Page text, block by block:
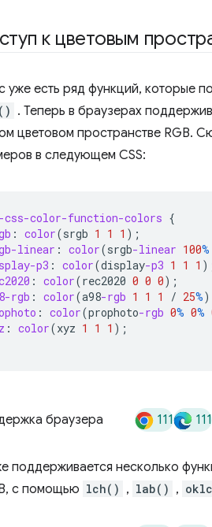
к цветовым
уже есть ряд функций, которые
. Теперь в браузерах
цветовом пространстве RGB.
в следующем CSS:
color-function-colors {
: color(srgb 1 1 1 );
linear : color(srgb-linear 100%
p3 : color(display-p3 1 1 1
: color(rec2020 0 0 0);
rgb : color(a98-rgb 1 1 1 / 25%
: color(prophoto-rgb 0% 0%
: color(xyz 1 1 1 );
браузера 111 111
поддерживается несколько
с помощью lch() , lab() ,